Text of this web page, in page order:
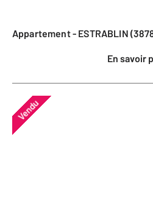
Appartement - ESTRABLIN
En savoir
Vendu